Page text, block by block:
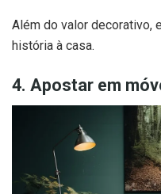
Além do valor decorativo,
história à casa.
4. Apostar em